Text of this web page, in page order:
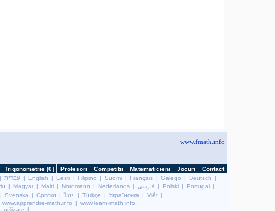
| עברית | English | Eesti | Filipino | Suomi | Français | Galego | Deutsch
|
| Magyar | Malti | Nordmann | Nederlands | فارسی | Polski | Portugal |
| Svenska | Српски | ไทย | Türkçe | Українська | Việt |
www.apprendre-math.info | www.learn-math.info
utilizare
|